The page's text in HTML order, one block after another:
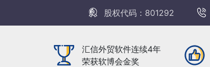
股权代码：801292
汇信外贸软件连续4年
荣获软博会金奖